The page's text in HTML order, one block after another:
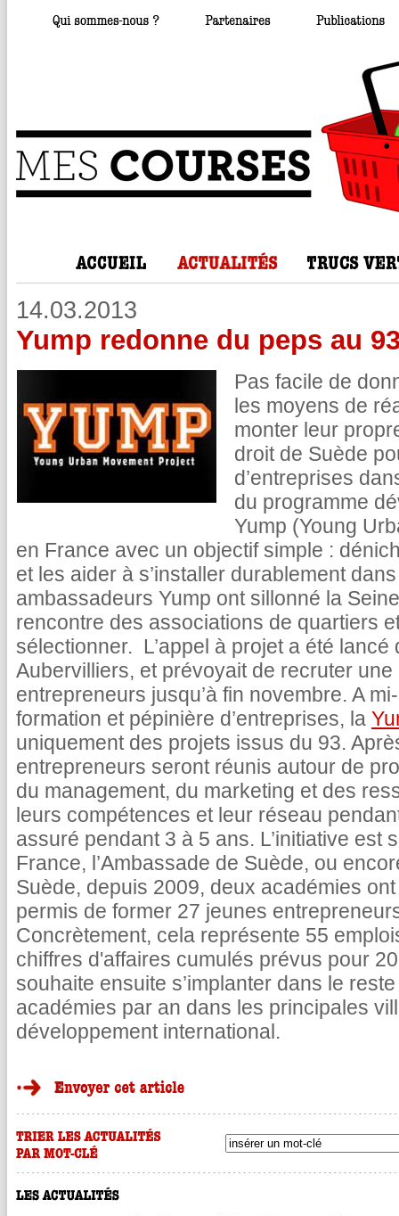
14.03.2013
Yump redonne du peps au
Pas facile de
les moyens de
monter leur
droit de Suède
d’entreprises
du programme
Yump (Young
en France avec un objectif simple :
et les aider à s’installer durablement
ambassadeurs Yump ont sillonné la
rencontre des associations de quartiers
sélectionner. L’appel à projet a été
Aubervilliers, et prévoyait de recruter
entrepreneurs jusqu’à fin novembre. A
formation et pépinière d’entreprises, la
uniquement des projets issus du 93.
entrepreneurs seront réunis autour de
du management, du marketing et des
leurs compétences et leur réseau
assuré pendant 3 à 5 ans. L’initiative est
France, l’Ambassade de Suède, ou
Suède, depuis 2009, deux académies
permis de former 27 jeunes
Concrètement, cela représente 55
chiffres d'affaires cumulés prévus pour
souhaite ensuite s’implanter dans le
académies par an dans les principales
développement international.